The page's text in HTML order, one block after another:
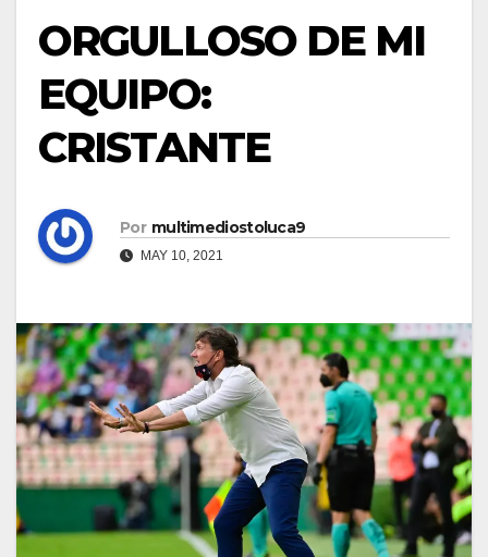
ORGULLOSO DE MI
EQUIPO:
CRISTANTE
Por multimediostoluca9
MAY 10, 2021